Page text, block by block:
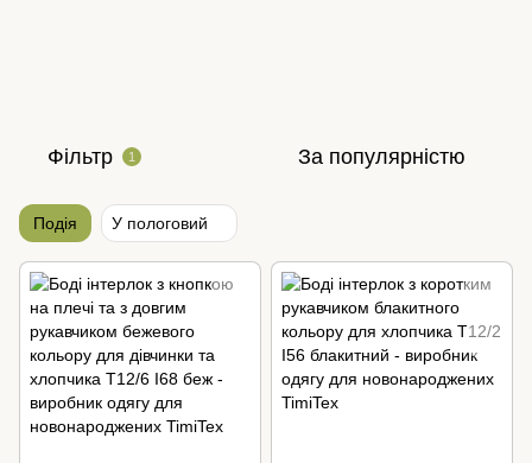
Фільтр 1 За популярністю
Подія У пологовий